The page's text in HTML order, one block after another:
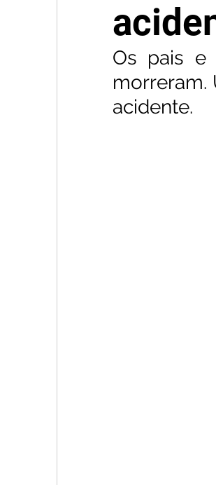
Os pais e
morreram.
acidente.